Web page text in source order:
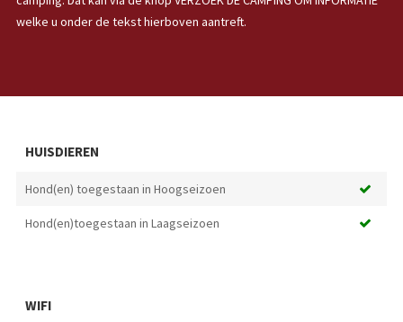
welke u onder de tekst hierboven aantreft.
HUISDIEREN
Hond(en) toegestaan in Hoogseizoen
Hond(en)toegestaan in Laagseizoen
WIFI